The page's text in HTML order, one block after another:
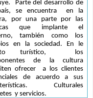
Parte del desarrollo de
se encuentra  en la
por una parte por las
que implante el
también como los
en la sociedad. En le
turístico,  los
de la cultura
ofrecer  a los clientes
de acuerdo a sus
Culturales
y servicios.